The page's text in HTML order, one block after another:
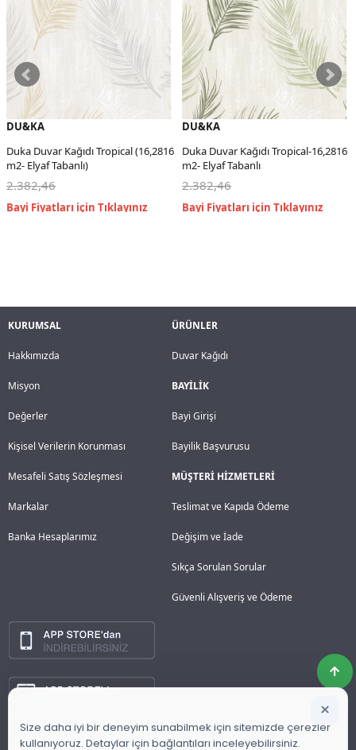
DU&KA
Duka Duvar Kağıdı Tropical (16,2816
m2- Elyaf Tabanlı)
2.382,46
DU&KA
Duka Duvar Kağıdı Tropical-16,2816
m2- Elyaf Tabanlı
2.382,46
KURUMSAL
Hakkımızda
Misyon
Değerler
Kişisel Verilerin Korunması
Mesafeli Satış Sözleşmesi
Markalar
Banka Hesaplarımız
ÜRÜNLER
Duvar Kağıdı
BAYİLİK
Bayi Girişi
Bayilik Başvurusu
MÜŞTERİ HİZMETLERİ
Teslimat ve Kapıda Ödeme
Değişim ve İade
Sıkça Sorulan Sorular
Güvenli Alışveriş ve Ödeme
Size daha iyi bir deneyim sunabilmek için sitemizde çerezler
kullanıyoruz. Detaylar için bağlantıları inceleyebilirsiniz.
×